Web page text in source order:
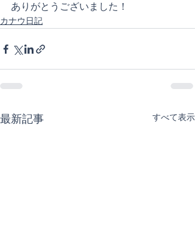
ありがとうございました！
カナウ日記
最新記事 すべて表示